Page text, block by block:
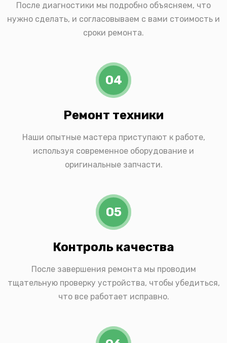
После диагностики мы подробно объясняем, что
нужно сделать, и согласовываем с вами стоимость и
сроки ремонта.
04
Ремонт техники
Наши опытные мастера приступают к работе,
используя современное оборудование и
оригинальные запчасти.
05
Контроль качества
После завершения ремонта мы проводим
тщательную проверку устройства, чтобы убедиться,
что все работает исправно.